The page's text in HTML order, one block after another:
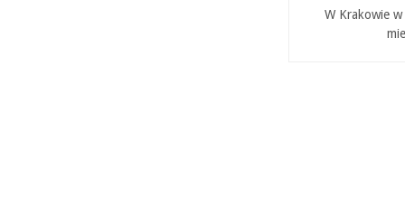
W Krakowie